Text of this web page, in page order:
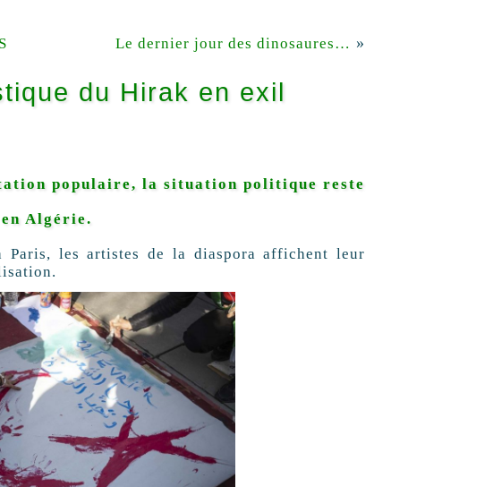
Le dernier jour des dinosaures… »
du Hirak en exil
populaire, la situation politique reste
Algérie.
Paris, les artistes de la diaspora affichent leur